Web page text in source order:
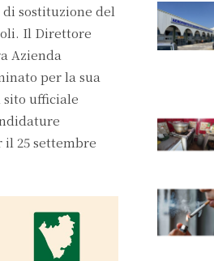
sostituzione del
Il Direttore
Azienda
per la sua
ufficiale
25 settembre